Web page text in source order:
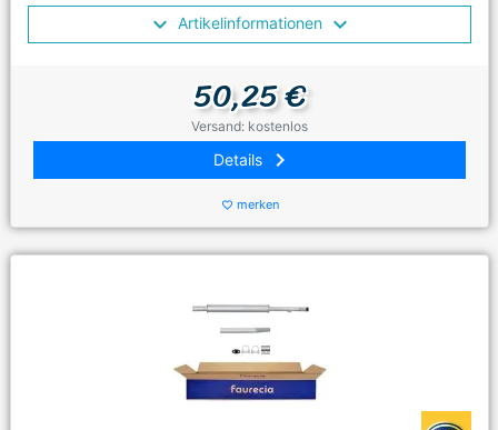
Artikelinformationen
50,25 €
Versand: kostenlos
Details keyboard_arrow_right
favorite_border merken